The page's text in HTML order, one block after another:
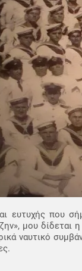
ευτυχής που
μου δίδεται
ναυτικό